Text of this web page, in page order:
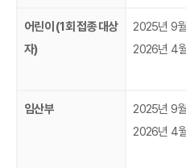
어린이 (1회 접종 대상
자)
2025년 9
2026년 4
임산부
2025년 9
2026년 4